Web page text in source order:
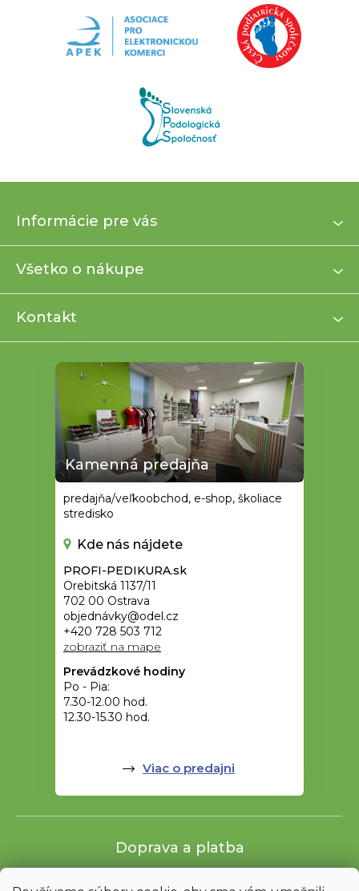
p
t
Informácie pre vás
Všetko o nákupe
Kontakt
Kamenná predajňa
predajňa/veľkoobchod, e-shop, školiace
stredisko
Kde nás nájdete
PROFI-PEDIKURA.sk
Orebitská 1137/11
702 00 Ostrava
objednávky@odel.cz
+420 728 503 712
zobraziť na mape
Prevádzkové hodiny
Po - Pia:
7.30-12.00 hod.
12.30-15.30 hod.
Viac o predajni
Doprava a platba